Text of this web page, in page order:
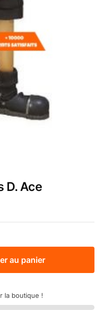
D. Ace
au panier
la boutique !